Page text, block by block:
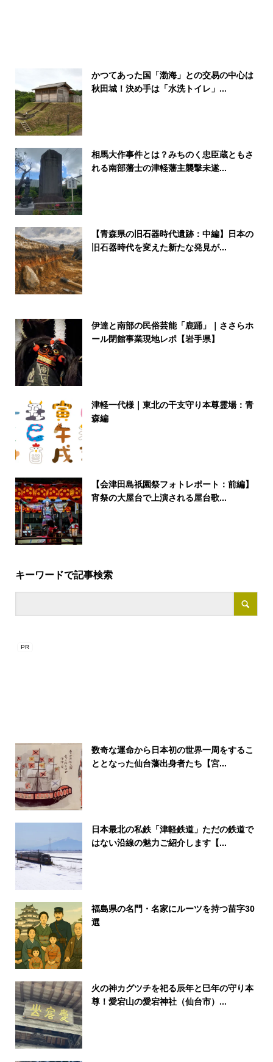
かつてあった国「渤海」との交易の中心は
秋田城！決め手は「水洗トイレ」...
相馬大作事件とは？みちのく忠臣蔵ともさ
れる南部藩士の津軽藩主襲撃未遂...
【青森県の旧石器時代遺跡：中編】日本の
旧石器時代を変えた新たな発見が...
伊達と南部の民俗芸能「鹿踊」｜ささらホ
ール閉館事業現地レポ【岩手県】
津軽一代様｜東北の干支守り本尊霊場：青
森編
【会津田島祇園祭フォトレポート：前編】
宵祭の大屋台で上演される屋台歌...
キーワードで記事検索
数奇な運命から日本初の世界一周をするこ
ととなった仙台藩出身者たち【宮...
日本最北の私鉄「津軽鉄道」ただの鉄道で
はない沿線の魅力ご紹介します【...
福島県の名門・名家にルーツを持つ苗字30
選
火の神カグツチを祀る辰年と巳年の守り本
尊！愛宕山の愛宕神社（仙台市）...